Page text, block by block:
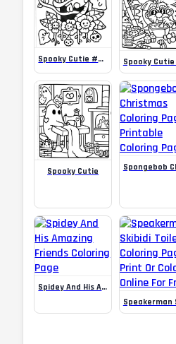
Spooky Cutie #3 Coloring Book
Spooky Cutie
Spidey And His Amazing Friends Coloring Page